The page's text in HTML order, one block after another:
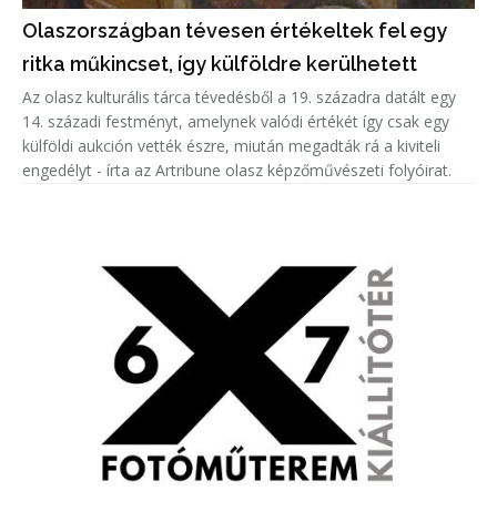
Olaszországban tévesen értékeltek fel egy
ritka műkincset, így külföldre kerülhetett
Az olasz kulturális tárca tévedésből a 19. századra datált egy
14. századi festményt, amelynek valódi értékét így csak egy
külföldi aukción vették észre, miután megadták rá a kiviteli
engedélyt - írta az Artribune olasz képzőművészeti folyóirat.